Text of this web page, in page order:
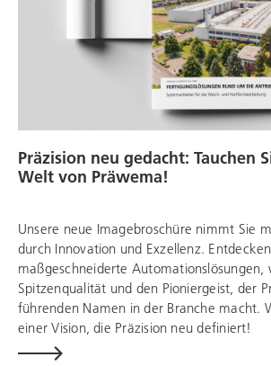
Präzision neu gedacht: Tauchen
Welt von Präwema!
Unsere neue Imagebroschüre nimmt Sie
durch Innovation und Exzellenz.
maßgeschneiderte
Spitzenqualität und den Pioniergeist, der
führenden Namen in der Branche macht.
einer Vision, die Präzision neu definiert!